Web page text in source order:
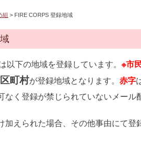
組 > FIRE CORPS 登録地域
以下の地域を登録しています。※市
町村が登録地域となります。赤字
なく登録が禁じられていないメー
加えられた場合、その他事由にて